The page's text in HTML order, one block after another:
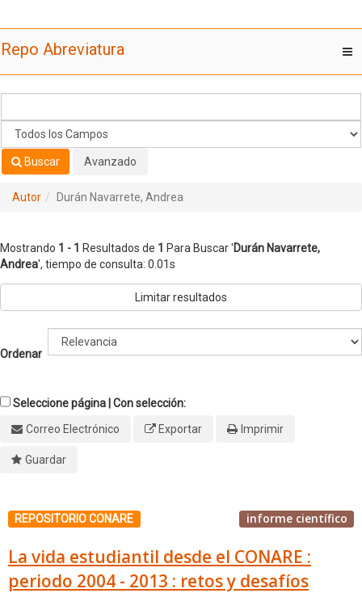
Andrea
Repo Abreviatura
Buscar Avanzado
Autor Durán Navarrete, Andrea
Mostrando 1 - 1 Resultados de 1 Para Buscar 'Durán Navarrete,
Andrea', tiempo de consulta: 0.01s
Limitar resultados
Ordenar
Seleccione página | Con selección:
Correo Electrónico
Exportar Imprimir
Guardar
REPOSITORIO CONARE informe científico
La vida estudiantil desde el CONARE :
periodo 2004 - 2013 : retos y desafíos